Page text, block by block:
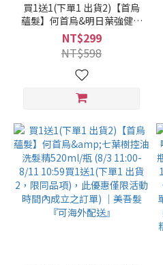
買1送1(下單1 出貨2)【首烏
蘊髮】何首烏&明日葉強健洗
髮精520ml/瓶 (8/3 11:00-
8/11 10:59買1送1(下單1 出
貨2，限同品項)，此優惠僅
限活動時間內成立之訂單)
盈/強健/修護)｜美吾髮『可
NT$299
NT$598